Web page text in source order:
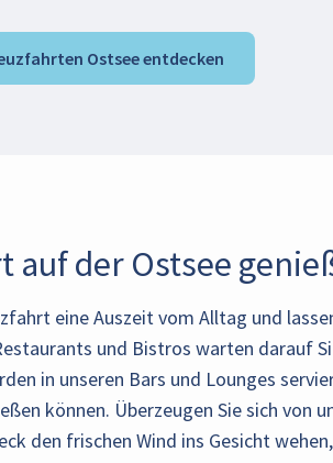
Ostsee entdecken
auf der Ostsee
eine Auszeit vom Alltag und
und Bistros warten darauf
in unseren Bars und Lounges
können. Überzeugen Sie sich von
den frischen Wind ins Gesicht